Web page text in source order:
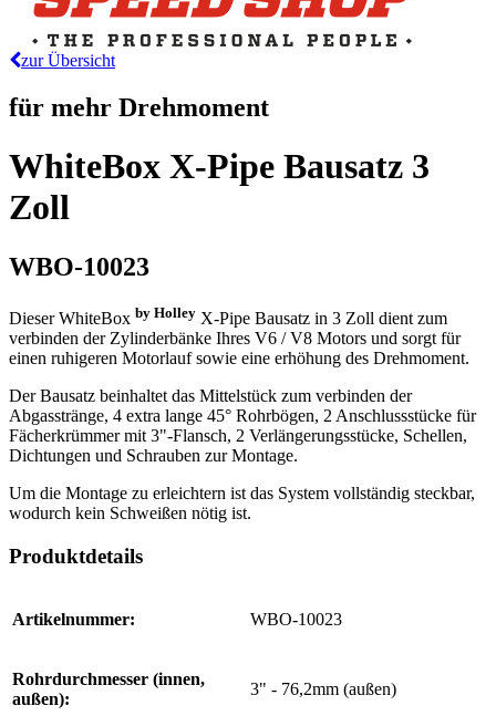
zur Übersicht
für mehr Drehmoment
WhiteBox X-Pipe Bausatz 3
Zoll
WBO-10023
Dieser WhiteBox by Holley X-Pipe Bausatz in 3 Zoll dient zum
verbinden der Zylinderbänke Ihres V6 / V8 Motors und sorgt für
einen ruhigeren Motorlauf sowie eine erhöhung des Drehmoment.
Der Bausatz beinhaltet das Mittelstück zum verbinden der
Abgasstränge, 4 extra lange 45° Rohrbögen, 2 Anschlussstücke für
Fächerkrümmer mit 3"-Flansch, 2 Verlängerungsstücke, Schellen,
Dichtungen und Schrauben zur Montage.
Um die Montage zu erleichtern ist das System vollständig steckbar,
wodurch kein Schweißen nötig ist.
Produktdetails
Artikelnummer: WBO-10023
Rohrdurchmesser (innen,
außen):
3" - 76,2mm (außen)